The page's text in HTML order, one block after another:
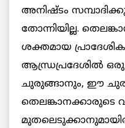
അനിഷ്ടം
തോന്നിയില്ല.
ശക്തമായ
ആന്ധ്രപ്രദേശില്‍ ഒരു
ചുരുങ്ങാനും, ഈ
തെലങ്കാനക്കാരുടെ